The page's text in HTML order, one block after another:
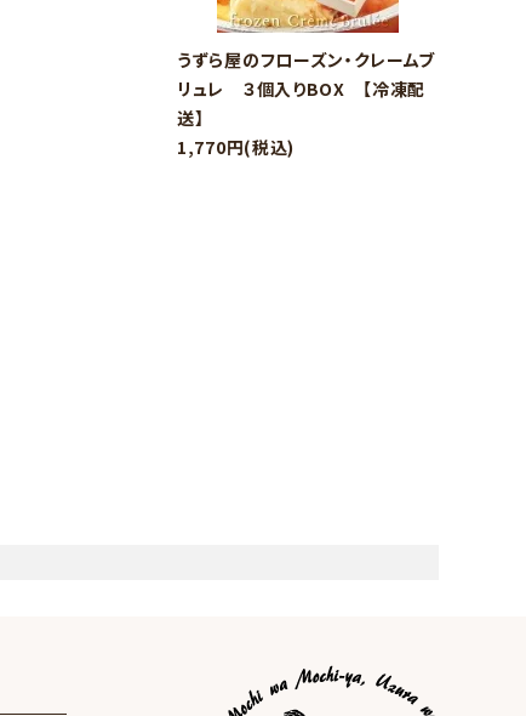
うずら屋のフローズン・クレームブ
リュレ ３個入りBOX 【冷凍配
送】
1,770円(税込)